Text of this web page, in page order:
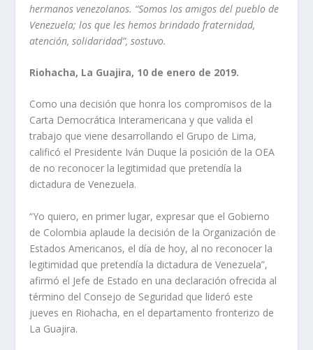
hermanos venezolanos. “Somos los amigos del pueblo de
Venezuela; los que les hemos brindado fraternidad,
atención, solidaridad”, sostuvo.
Riohacha, La Guajira, 10 de enero de 2019.
Como una decisión que honra los compromisos de la
Carta Democrática Interamericana y que valida el
trabajo que viene desarrollando el Grupo de Lima,
calificó el Presidente Iván Duque la posición de la OEA
de no reconocer la legitimidad que pretendía la
dictadura de Venezuela.
“Yo quiero, en primer lugar, expresar que el Gobierno
de Colombia aplaude la decisión de la Organización de
Estados Americanos, el día de hoy, al no reconocer la
legitimidad que pretendía la dictadura de Venezuela”,
afirmó el Jefe de Estado en una declaración ofrecida al
término del Consejo de Seguridad que lideró este
jueves en Riohacha, en el departamento fronterizo de
La Guajira.